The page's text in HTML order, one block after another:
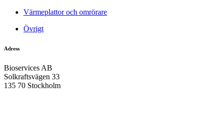
Värmeplattor och omrörare
Övrigt
Adress
Bioservices AB
Solkraftsvägen 33
135 70 Stockholm